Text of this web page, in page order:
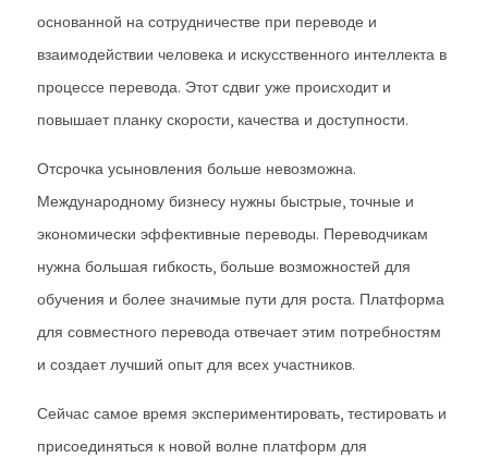
основанной на сотрудничестве при переводе и
взаимодействии человека и искусственного интеллекта в
процессе перевода. Этот сдвиг уже происходит и
повышает планку скорости, качества и доступности.
Отсрочка усыновления больше невозможна.
Международному бизнесу нужны быстрые, точные и
экономически эффективные переводы. Переводчикам
нужна большая гибкость, больше возможностей для
обучения и более значимые пути для роста. Платформа
для совместного перевода отвечает этим потребностям
и создает лучший опыт для всех участников.
Сейчас самое время экспериментировать, тестировать и
присоединяться к новой волне платформ для